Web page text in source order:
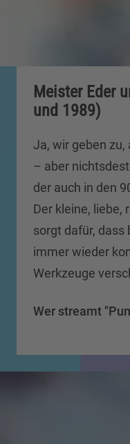
Meister Eder
und 1989)
Ja, wir geben zu,
– aber
der auch in den
Der kleine, liebe,
sorgt dafür, dass
immer wieder
Werkzeuge
Wer streamt